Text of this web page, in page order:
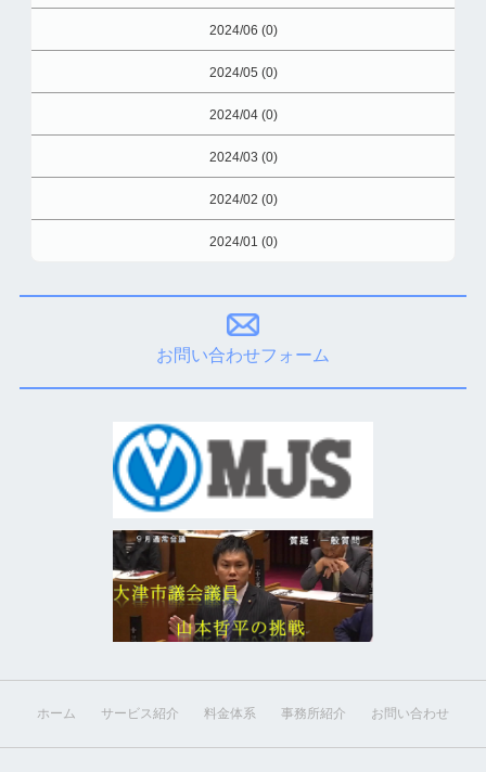
2024/06 (0)
2024/05 (0)
2024/04 (0)
2024/03 (0)
2024/02 (0)
2024/01 (0)
お問い合わせフォーム
ホーム サービス紹介 料金体系 事務所紹介 お問い合わせ